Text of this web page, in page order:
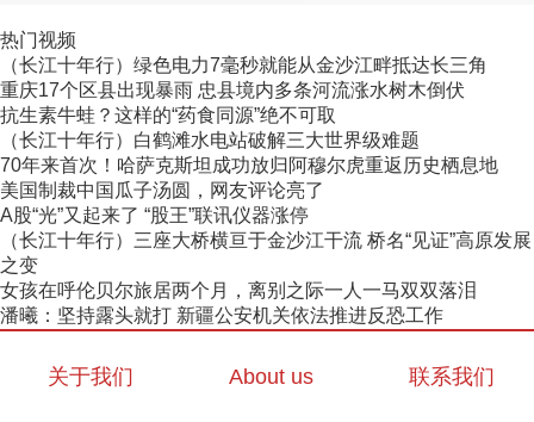
热门视频
（长江十年行）绿色电力7毫秒就能从金沙江畔抵达长三角
重庆17个区县出现暴雨 忠县境内多条河流涨水树木倒伏
抗生素牛蛙？这样的“药食同源”绝不可取
（长江十年行）白鹤滩水电站破解三大世界级难题
70年来首次！哈萨克斯坦成功放归阿穆尔虎重返历史栖息地
美国制裁中国瓜子汤圆，网友评论亮了
A股“光”又起来了 “股王”联讯仪器涨停
（长江十年行）三座大桥横亘于金沙江干流 桥名“见证”高原发展
之变
女孩在呼伦贝尔旅居两个月，离别之际一人一马双双落泪
潘曦：坚持露头就打 新疆公安机关依法推进反恐工作
关于我们 About us 联系我们